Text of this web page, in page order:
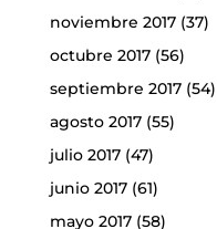
noviembre 2017(37)
octubre 2017(56)
septiembre 2017(54)
agosto 2017(55)
julio 2017(47)
junio 2017(61)
mayo 2017(58)